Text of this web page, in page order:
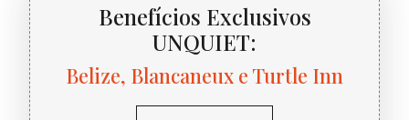
Benefícios Exclusivos
UNQUIET:
Belize, Blancaneux e Turtle Inn